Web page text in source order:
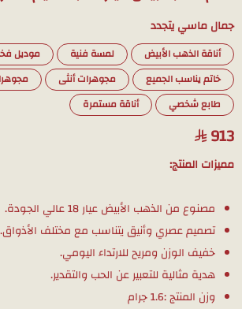
جمال ماسي يتجدد
أناقة الذهب الأبيض لمسة فنية
موديل
خاتم يناسب الجميع
مجوهرات أنثى
طابع شخصي
أناقة مستمرة
913
مميزات المنتج:
مصنوع من الذهب الأبيض عيار 18 عالي الجودة.
تصميم عصري وأنيق يتناسب مع مختلف الأذواق.
خفيف الوزن ومريح للارتداء اليومي.
هدية مثالية للتعبير عن الحب والتقدير.
وزن المنتج :1.6 جرام